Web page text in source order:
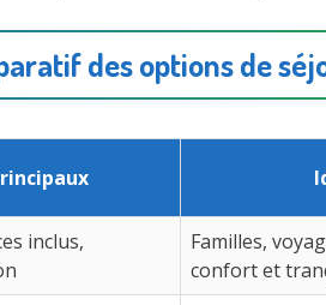
des options de
inclus,
Familles,
confort et